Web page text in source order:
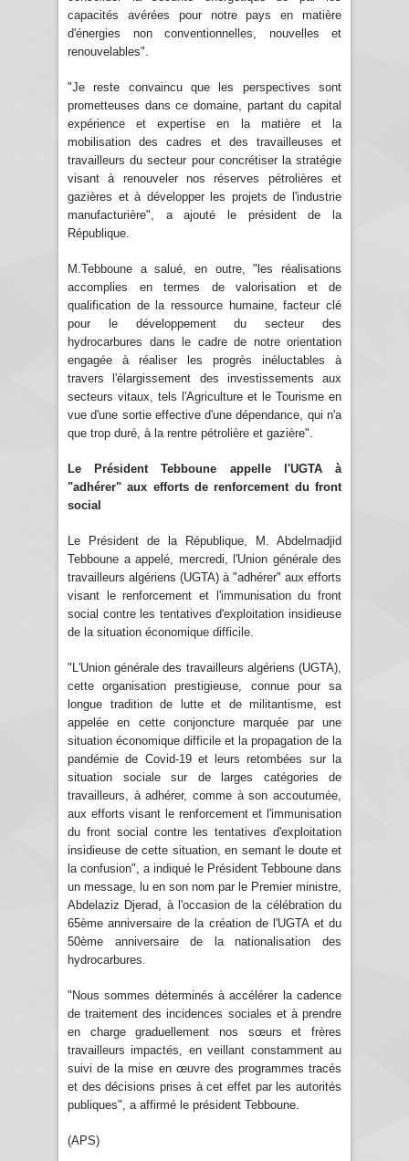
capacités avérées pour notre pays en matière
d'énergies non conventionnelles, nouvelles et
renouvelables".
"Je reste convaincu que les perspectives sont
prometteuses dans ce domaine, partant du capital
expérience et expertise en la matière et la
mobilisation des cadres et des travailleuses et
travailleurs du secteur pour concrétiser la stratégie
visant à renouveler nos réserves pétrolières et
gazières et à développer les projets de l'industrie
manufacturière", a ajouté le président de la
République.
M.Tebboune a salué, en outre, "les réalisations
accomplies en termes de valorisation et de
qualification de la ressource humaine, facteur clé
pour le développement du secteur des
hydrocarbures dans le cadre de notre orientation
engagée à réaliser les progrès inéluctables à
travers l'élargissement des investissements aux
secteurs vitaux, tels l'Agriculture et le Tourisme en
vue d'une sortie effective d'une dépendance, qui n'a
que trop duré, à la rentre pétrolière et gazière".
Le Président Tebboune appelle l'UGTA à
"adhérer" aux efforts de renforcement du front
social
Le Président de la République, M. Abdelmadjid
Tebboune a appelé, mercredi, l'Union générale des
travailleurs algériens (UGTA) à "adhérer" aux efforts
visant le renforcement et l'immunisation du front
social contre les tentatives d'exploitation insidieuse
de la situation économique difficile.
"L'Union générale des travailleurs algériens (UGTA),
cette organisation prestigieuse, connue pour sa
longue tradition de lutte et de militantisme, est
appelée en cette conjoncture marquée par une
situation économique difficile et la propagation de la
pandémie de Covid-19 et leurs retombées sur la
situation sociale sur de larges catégories de
travailleurs, à adhérer, comme à son accoutumée,
aux efforts visant le renforcement et l'immunisation
du front social contre les tentatives d'exploitation
insidieuse de cette situation, en semant le doute et
la confusion", a indiqué le Président Tebboune dans
un message, lu en son nom par le Premier ministre,
Abdelaziz Djerad, à l'occasion de la célébration du
65ème anniversaire de la création de l'UGTA et du
50ème anniversaire de la nationalisation des
hydrocarbures.
"Nous sommes déterminés à accélérer la cadence
de traitement des incidences sociales et à prendre
en charge graduellement nos sœurs et frères
travailleurs impactés, en veillant constamment au
suivi de la mise en œuvre des programmes tracés
et des décisions prises à cet effet par les autorités
publiques", a affirmé le président Tebboune.
(APS)